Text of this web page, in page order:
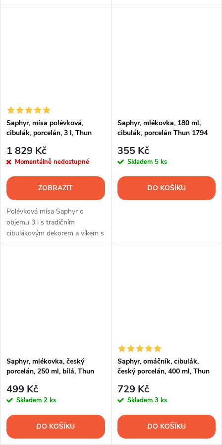
servírování masa, ryb, příloh i
servírování masa, ryb, příloh i
Saphyr, mísa polévková,
cibulák, porcelán, 3 l, Thun
1 829 Kč
Momentálně nedostupné
ZOBRAZIT
Polévková mísa Saphyr o
objemu 3 l s tradičním
cibulákovým dekorem a víkem s
výřezem pro naběračku. Český
Saphyr, mlékovka, 180 ml,
cibulák, porcelán Thun 1794
355 Kč
Skladem 5 ks
DO KOŠÍKU
Saphyr, mlékovka, český
porcelán, 250 ml, bílá, Thun
499 Kč
Skladem 2 ks
DO KOŠÍKU
Saphyr, omáčník, cibulák,
český porcelán, 400 ml, Thun
729 Kč
Skladem 3 ks
DO KOŠÍKU